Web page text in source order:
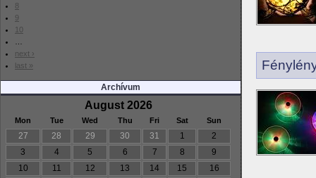
8
9
10
next ›
last »
Archívum
August 2026
Mon Tue Wed Thu Fri Sat Sun
27 28 29 30 31 1
2
3
4 5 6 7 8
9
10
11 12 13 14 15
16